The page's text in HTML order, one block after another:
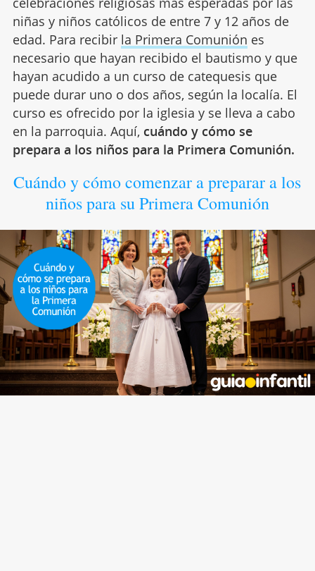
niñas y niños católicos de entre 7 y 12 años de
edad. Para recibir la Primera Comunión es
necesario que hayan recibido el bautismo y que
hayan acudido a un curso de catequesis que
puede durar uno o dos años, según la localía. El
curso es ofrecido por la iglesia y se lleva a cabo
en la parroquia. Aquí, cuándo y cómo se
prepara a los niños para la Primera Comunión.
Cuándo y cómo comenzar a preparar a los
niños para su Primera Comunión